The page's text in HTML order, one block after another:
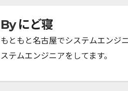
Byにど寝
もともと名古屋でシステムエンジ
ステムエンジニアをしてます。